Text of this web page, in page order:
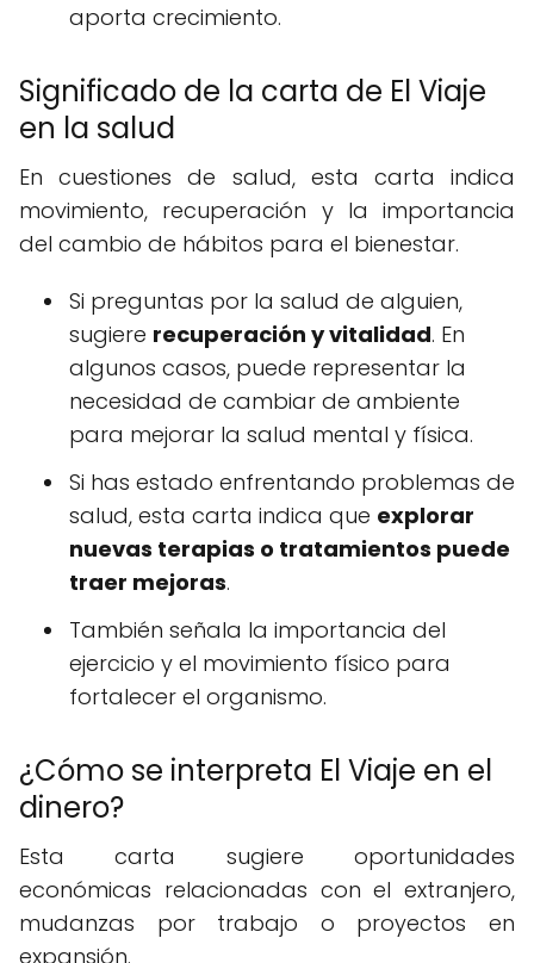
aporta crecimiento.
Significado de la carta de El Viaje
en la salud
En cuestiones de salud, esta carta indica
movimiento, recuperación y la importancia
del cambio de hábitos para el bienestar.
Si preguntas por la salud de alguien,
sugiere recuperación y vitalidad. En
algunos casos, puede representar la
necesidad de cambiar de ambiente
para mejorar la salud mental y física.
Si has estado enfrentando problemas de
salud, esta carta indica que explorar
nuevas terapias o tratamientos puede
traer mejoras.
También señala la importancia del
ejercicio y el movimiento físico para
fortalecer el organismo.
¿Cómo se interpreta El Viaje en el
dinero?
Esta carta sugiere oportunidades
económicas relacionadas con el extranjero,
mudanzas por trabajo o proyectos en
expansión.